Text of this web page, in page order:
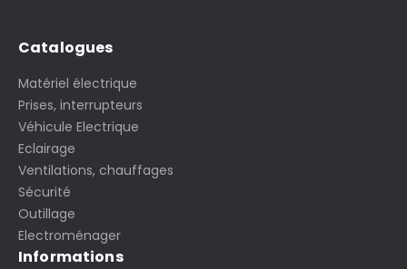
Catalogues
Matériel électrique
Prises, interrupteurs
Véhicule Electrique
Eclairage
Ventilations, chauffages
Sécurité
Outillage
Electroménager
Informations